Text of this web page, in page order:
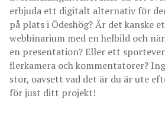
erbjuda ett digitalt alternativ för
på plats i Ödeshög? Är det kanske
webbinarium med en helbild och
en presentation? Eller ett
flerkamera och kommentatorer?
stor, oavsett vad det är du är ute
för just ditt projekt!